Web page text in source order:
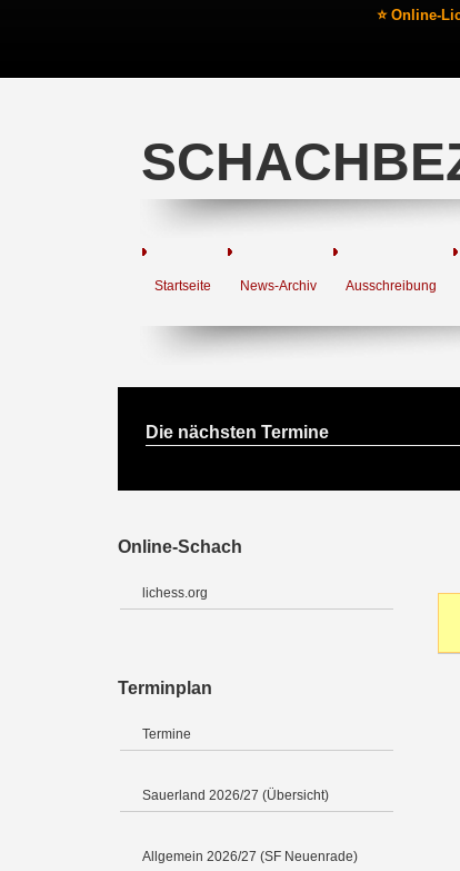
⭐ Online-
Startseite News-Archiv Ausschreibung
Die nächsten Termine
Online-Schach
lichess.org
Terminplan
Termine
Sauerland 2026/27 (Übersicht)
Allgemein 2026/27 (SF Neuenrade)